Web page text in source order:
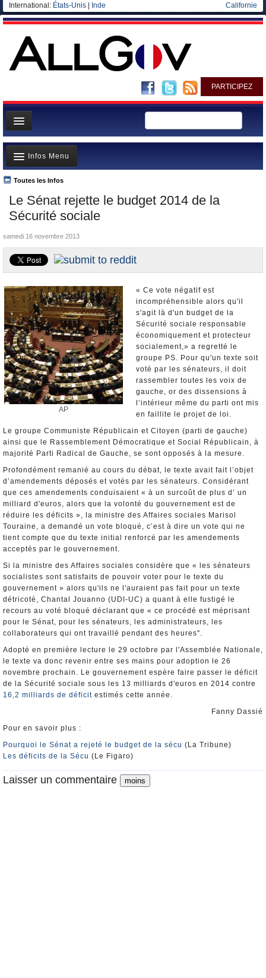
International: États-Unis Inde Californie
PARTICIPEZ
Page d'accueil
Infos
Gouvernement
Ministères/Directions
Blog
Elections européennes
Le Sénat rejette le budget 2014 de la
Sécurité sociale
Toutes les Infos
Infos Menu
A la Une
Polémiques
La France et le Monde
Nominations et Démissions
Elections européennes
Infos insolites
samedi 16 novembre 2013
AP
« Ce vote négatif est
incompréhensible alors qu'il
s'agit là d'un budget de la
Sécurité sociale responsable
économiquement et protecteur
socialement,» a regretté le
groupe PS. Pour qu'un texte soit
voté par les sénateurs, il doit
rassembler toutes les voix de
gauche, or des dissensions à
l’intérieur même du parti ont mis
en faillite le projet de loi.
Le groupe Communiste Républicain et Citoyen (parti de gauche)
ainsi que le Rassemblement Démocratique et Social Républicain, à
majorité Parti Radical de Gauche, se sont opposés à la mesure.
Profondément remanié au cours du débat, le texte avait fait l’objet
d’amendements déposés et votés par les sénateurs. Considérant
que ces amendements conduisaient « à un surcoût de plus d’ un
milliard d'euros, alors que la volonté du gouvernement est de
réduire les déficits », la ministre des Affaires sociales Marisol
Touraine, a demandé un vote bloqué, c’est à dire un vote qui ne
tient compte que du texte initial renforcé par les amendements
acceptés par le gouvernement.
Si la ministre des Affaires sociales considère que « les sénateurs
socialistes sont satisfaits de pouvoir voter pour le texte du
gouvernement » alors qu'ils ne l'auraient pas fait pour un texte
détricoté, Chantal Jouanno (UDI-UC) a quant à elle fustigé le
recours au voté bloqué déclarant que « ce procédé est méprisant
pour le Sénat, pour les sénateurs, les administrateurs, les
collaborateurs qui ont travaillé pendant des heures".
Adopté en première lecture le 29 octobre par l'Assemblée Nationale,
le texte va donc revenir entre ses mains pour adoption le 26
novembre prochain. Le gouvernement espère faire passer le déficit
de la Sécurité sociale sous les 13 milliards d'euros en 2014 contre
16,2 milliards de déficit estimés cette année.
Fanny Dassié
Pour en savoir plus :
Pourquoi le Sénat a rejeté le budget de la sécu (La Tribune)
Les déficits de la Sécu (Le Figaro)
Laisser un commentaire